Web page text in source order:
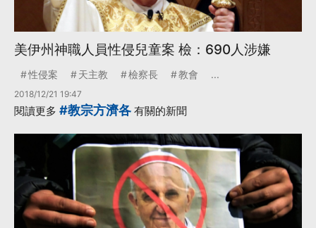
美伊州神職人員性侵兒童案 檢：690人涉嫌
性侵案 天主教 檢察長 教會 ...
2018/12/21 19:47
閱讀更多 #教宗方濟各 有關的新聞